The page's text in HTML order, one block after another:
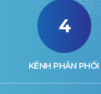
4
KÊNH PHÂN PHỐI